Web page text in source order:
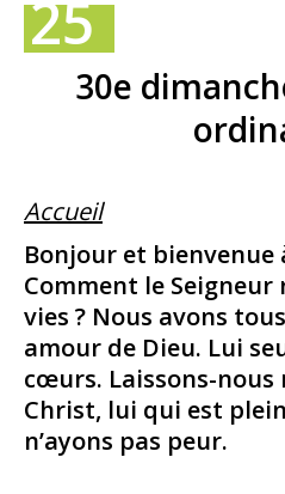
25
30e
Accueil
Bonjour et bienvenue
Comment le
vies ? Nous avons
amour de Dieu. Lui
cœurs. Laissons-nous
Christ, lui qui est
n’ayons pas peur.